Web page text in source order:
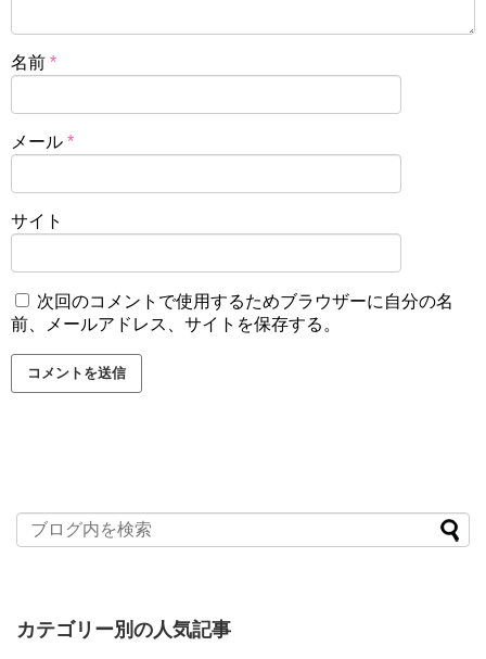
名前 *
メール *
サイト
次回のコメントで使用するためブラウザーに自分の名
前、メールアドレス、サイトを保存する。
カテゴリー別の人気記事